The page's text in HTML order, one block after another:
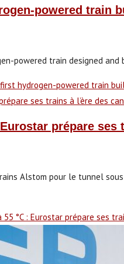
powered train
powered train designed
hydrogen-powered train
prépare
Alstom pour le tunnel
55 °C : Eurostar prépare ses